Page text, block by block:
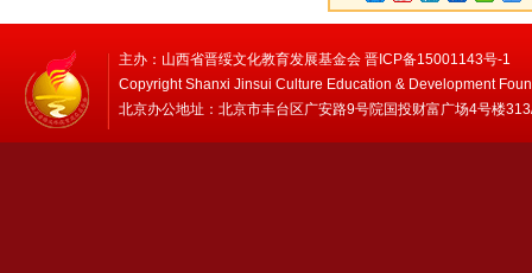
主办：山西省晋绥文化教育发展基金会 晋ICP备15001143号-1
Copyright Shanxi Jinsui Culture Education & Development
北京办公地址：北京市丰台区广安路9号院国投财富广场4号楼